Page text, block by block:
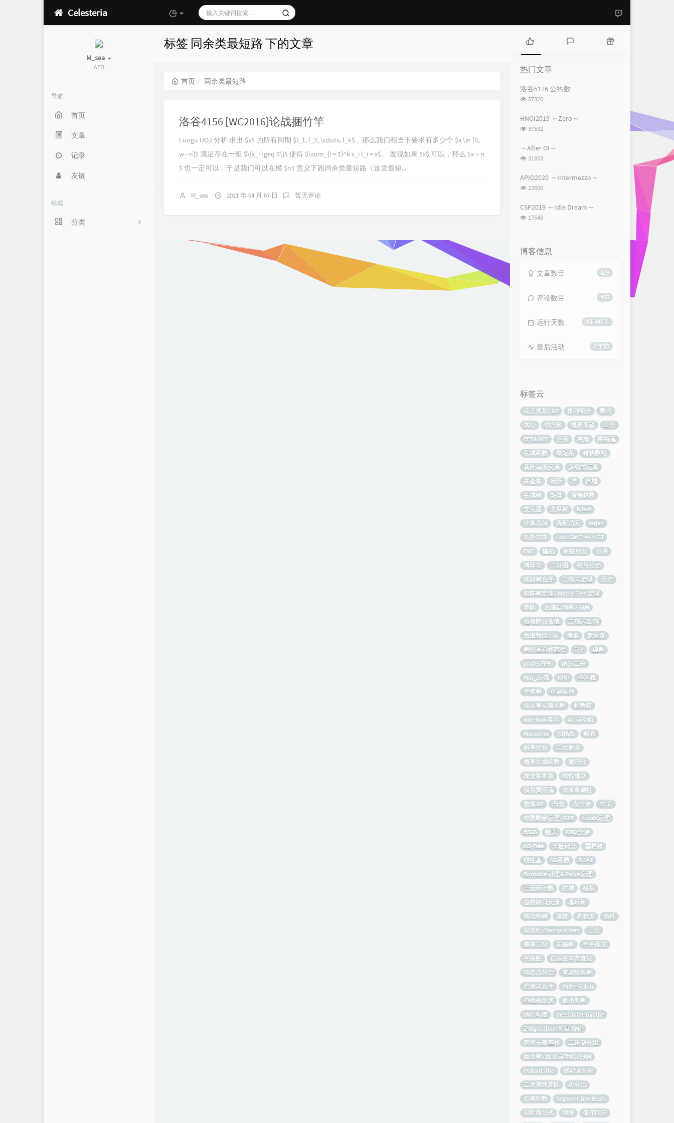
Celesteria
M_sea
AFO
导航
首页
文章
记录
友链
组成
分类
标签 同余类最短路 下的文章
首页 同余类最短路
洛谷4156 [WC2016]论战捆竹竿
Luogu UOJ 分析 求出 $s$ 的所有周期 $l_1, l_2, \cdots, l_k$，那么我们相当于要求有多少个 $x \in [0,
w - n]$ 满足存在一组 $\{x_i \geq 0\}$ 使得 $\sum_{i = 1}^k x_i l_i = x$。 发现如果 $x$ 可以，那么 $x + n
$ 也一定可以，于是我们可以在模 $n$ 意义下跑同余类最短路（这里最短...
M_sea 2021 年 04 月 07 日 暂无评论
热
门
文
章
论
热门文章
洛谷5176 公约数
浏
次
57320
HNOI2019 ～Zero～
浏
次
37592
～After OI～
浏
次
31853
APIO2020 ～Intermezzo～
浏
次
22600
CSP2019 ～Idle Dream～
浏
17543
博客信息
428
文章数目
450
评论数目
8年345天
运行天数
2 年前
最后活动
标签云
动态规划 / DP 排列组合
数论
贪心
线段树 概率期望
二分
FFT & NTT
容斥 构造
网络流
生成函数
最短路
树状数组
莫比乌斯反演
多项式运算
并查集
状压 堆
倍增
生成树
矩阵
斯特林数
交互题
主席树
bitset
计算几何
高斯消元
tarjan
拓扑排序
Link-Cut Tree / LCT
FWT
随机 树链剖分
分块
博弈论
二分图
根号分治
线段树合并
二项式定理
分治
矩阵树定理 / Matrix-Tree 定理
莫队
后缀自动机 / SAM
拉格朗日插值
二项式反演
后缀数组 / SA
搜索
欧拉路
树的重心和直径
Trie
虚树
prufer 序列
WQS 二分
Min_25 筛
KMP
单调栈
平衡树
单调队列
仙人掌 & 圆方树
杜教筛
min-max 容斥
AC 自动机
Manacher
扫描线
哈希
斜率优化
二次剩余
概率生成函数
微积分
提交答案题
线性规划
模拟费用流
决策单调性
整体 DP
凸包 点分治
ST 表
中国剩余定理 / CRT
Lucas 定理
BSGS
链表
CDQ 分治
KD-Tree
长链剖分
重构树
线性基
SG 函数
2-SAT
Burnside 引理 & Polya 定理
三元环计数
扩域
模拟
拉格朗日反演
基环树
斯坦纳树
递推 高精度
负环
双指针 / two-pointers
三分
整体二分
左偏树
半平面交
平面图
自适应辛普森法
动态点分治
李超线段树
启发式合并
Miller-Rabin
单位根反演
最小割树
纳什均衡
meet in the middle
Z-Algorithm / 扩展 KMP
闵可夫斯基和
二进制分组
回文树 / 回文自动机 / PAM
Pollard-Rho
标记永久化
二次离线莫队
边分治
伯努利数
Segment Tree Beats
贝叶斯公式
拟阵
保序回归